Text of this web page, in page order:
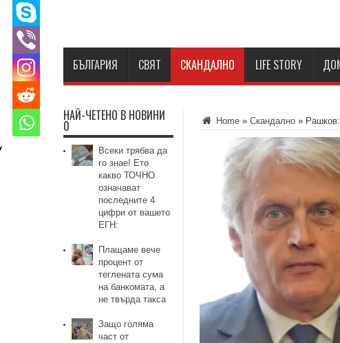
БЪЛГАРИЯ СВЯТ СКАНДАЛНО LIFE STORY
Home » Скандално »
НАЙ-ЧЕТЕНО В НОВИНИ
0
Всеки трябва да
го знае! Ето
какво ТОЧНО
означават
последните 4
цифри от вашето
ЕГН:
Плащаме вече
процент от
теглената сума
на банкомата, а
не твърда такса
Защо голяма
част от